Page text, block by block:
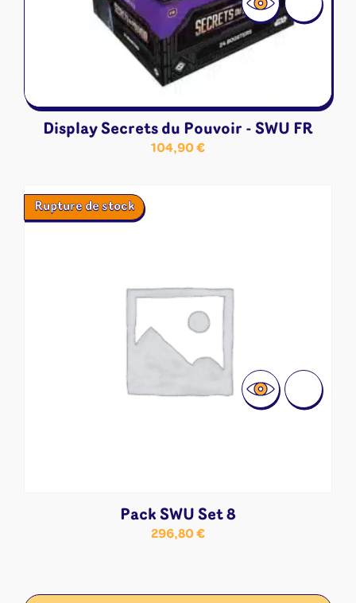
Display Secrets du Pouvoir - SWU FR
104,90€
Rupture de stock
Pack SWU Set 8
296,80€